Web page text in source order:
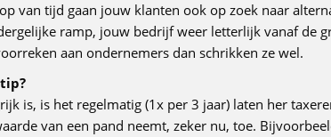
van tijd gaan jouw klanten ook op zoek naar
ramp, jouw bedrijf weer letterlijk vanaf de
aan ondernemers dan schrikken ze wel.
is, is het regelmatig (1x per 3 jaar) laten her
van een pand neemt, zeker nu, toe.